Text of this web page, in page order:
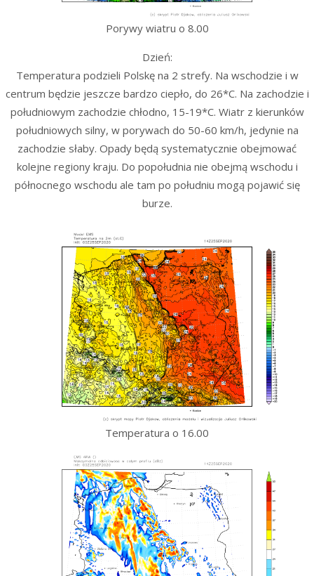
Porywy wiatru o 8.00
Dzień:
Temperatura podzieli Polskę na 2 strefy. Na wschodzie i w
centrum będzie jeszcze bardzo ciepło, do 26*C. Na zachodzie i
południowym zachodzie chłodno, 15-19*C. Wiatr z kierunków
południowych silny, w porywach do 50-60 km/h, jedynie na
zachodzie słaby. Opady będą systematycznie obejmować
kolejne regiony kraju. Do popołudnia nie obejmą wschodu i
północnego wschodu ale tam po południu mogą pojawić się
burze.
Temperatura o 16.00